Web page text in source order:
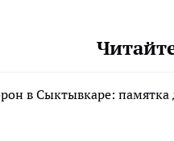
в Сыктывкаре: памятка